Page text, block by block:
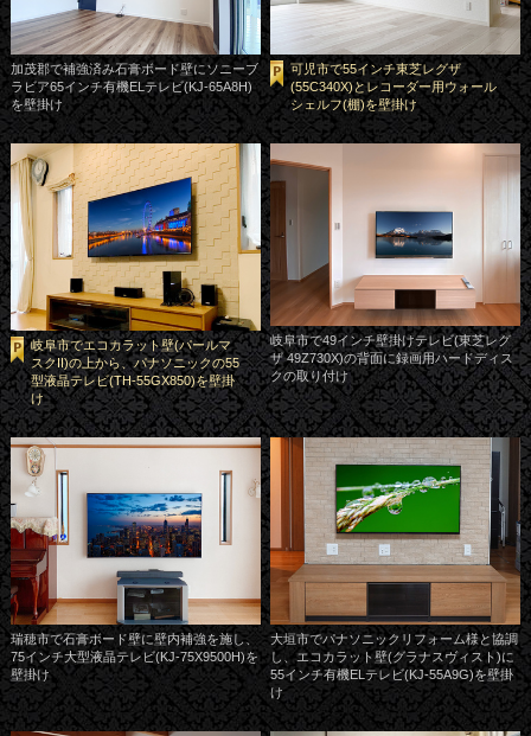
加茂郡で補強済み石膏ボード壁にソニーブ
ラビア65インチ有機ELテレビ(KJ-65A8H)
を壁掛け
可児市で55インチ東芝レグザ
(55C340X)とレコーダー用ウォール
シェルフ(棚)を壁掛け
岐阜市でエコカラット壁(パールマ
スクII)の上から、パナソニックの55
型液晶テレビ(TH-55GX850)を壁掛
け
岐阜市で49インチ壁掛けテレビ(東芝レグ
ザ 49Z730X)の背面に録画用ハードディス
クの取り付け
瑞穂市で石膏ボード壁に壁内補強を施し、
75インチ大型液晶テレビ(KJ-75X9500H)を
壁掛け
大垣市でパナソニックリフォーム様と協調
し、エコカラット壁(グラナスヴィスト)に
55インチ有機ELテレビ(KJ-55A9G)を壁掛
け